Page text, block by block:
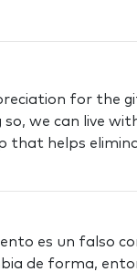
for the
so, we can live
that helps
es un falso
de forma,